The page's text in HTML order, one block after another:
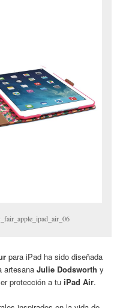
para iPad ha sido diseñada
artesanaJulie Dodsworth y
protección a tuiPad Air.